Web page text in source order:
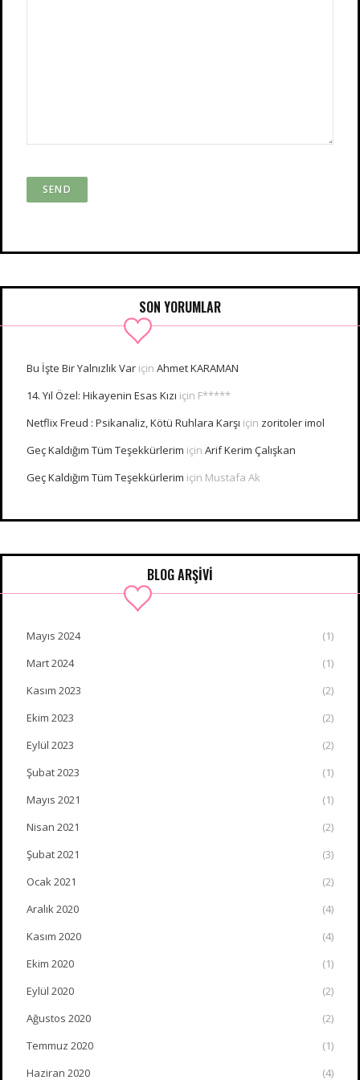
SON YORUMLAR
Bu İşte Bir Yalnızlık Var için Ahmet KARAMAN
14. Yıl Özel: Hikayenin Esas Kızı için F*****
Netflix Freud : Psikanaliz, Kötü Ruhlara Karşı için zoritoler imol
Geç Kaldığım Tüm Teşekkürlerim için Arif Kerim Çalışkan
Geç Kaldığım Tüm Teşekkürlerim için Mustafa Ak
BLOG ARŞİVİ
Mayıs 2024
(1)
Mart 2024
(1)
Kasım 2023
(2)
Ekim 2023
(2)
Eylül 2023
(2)
Şubat 2023
(1)
Mayıs 2021
(1)
Nisan 2021
(2)
Şubat 2021
(3)
Ocak 2021
(2)
Aralık 2020
(4)
Kasım 2020
(4)
Ekim 2020
(1)
Eylül 2020
(2)
Ağustos 2020
(2)
Temmuz 2020
(1)
Haziran 2020
(4)